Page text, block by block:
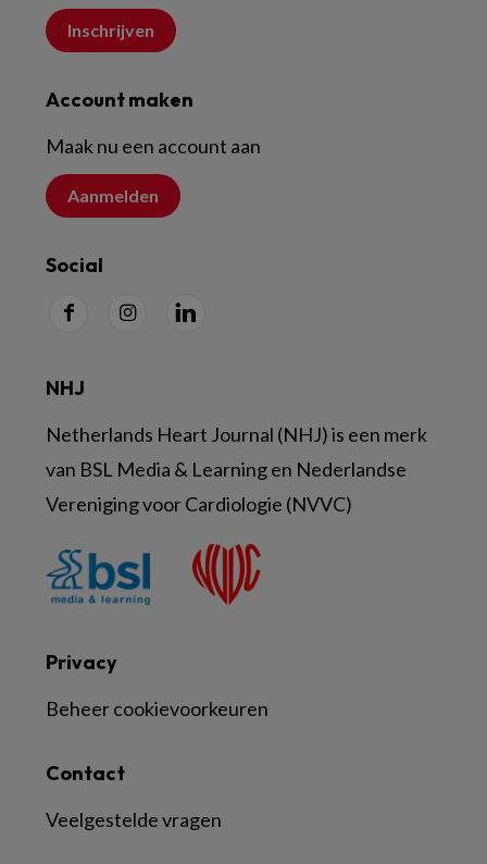
Inschrijven
Account maken
Maak nu een account aan
Aanmelden
Social
Contact
Veelgestelde vragen
Privacy
Beheer cookievoorkeuren
NHJ
Netherlands Heart Journal (NHJ) is een merk
van BSL Media & Learning en Nederlandse
Vereniging voor Cardiologie (NVVC)